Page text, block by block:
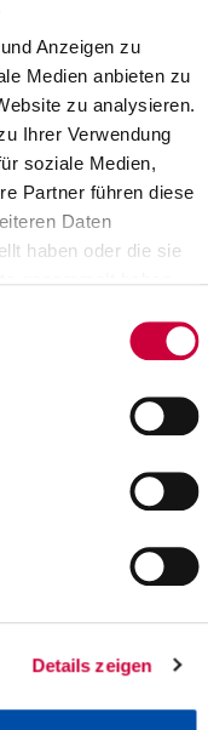
Anzeigen zu
Medien anbieten zu
zu analysieren.
Ihrer Verwendung
soziale Medien,
Partner führen diese
Daten
haben oder die sie
Details zeigen
Back to selection